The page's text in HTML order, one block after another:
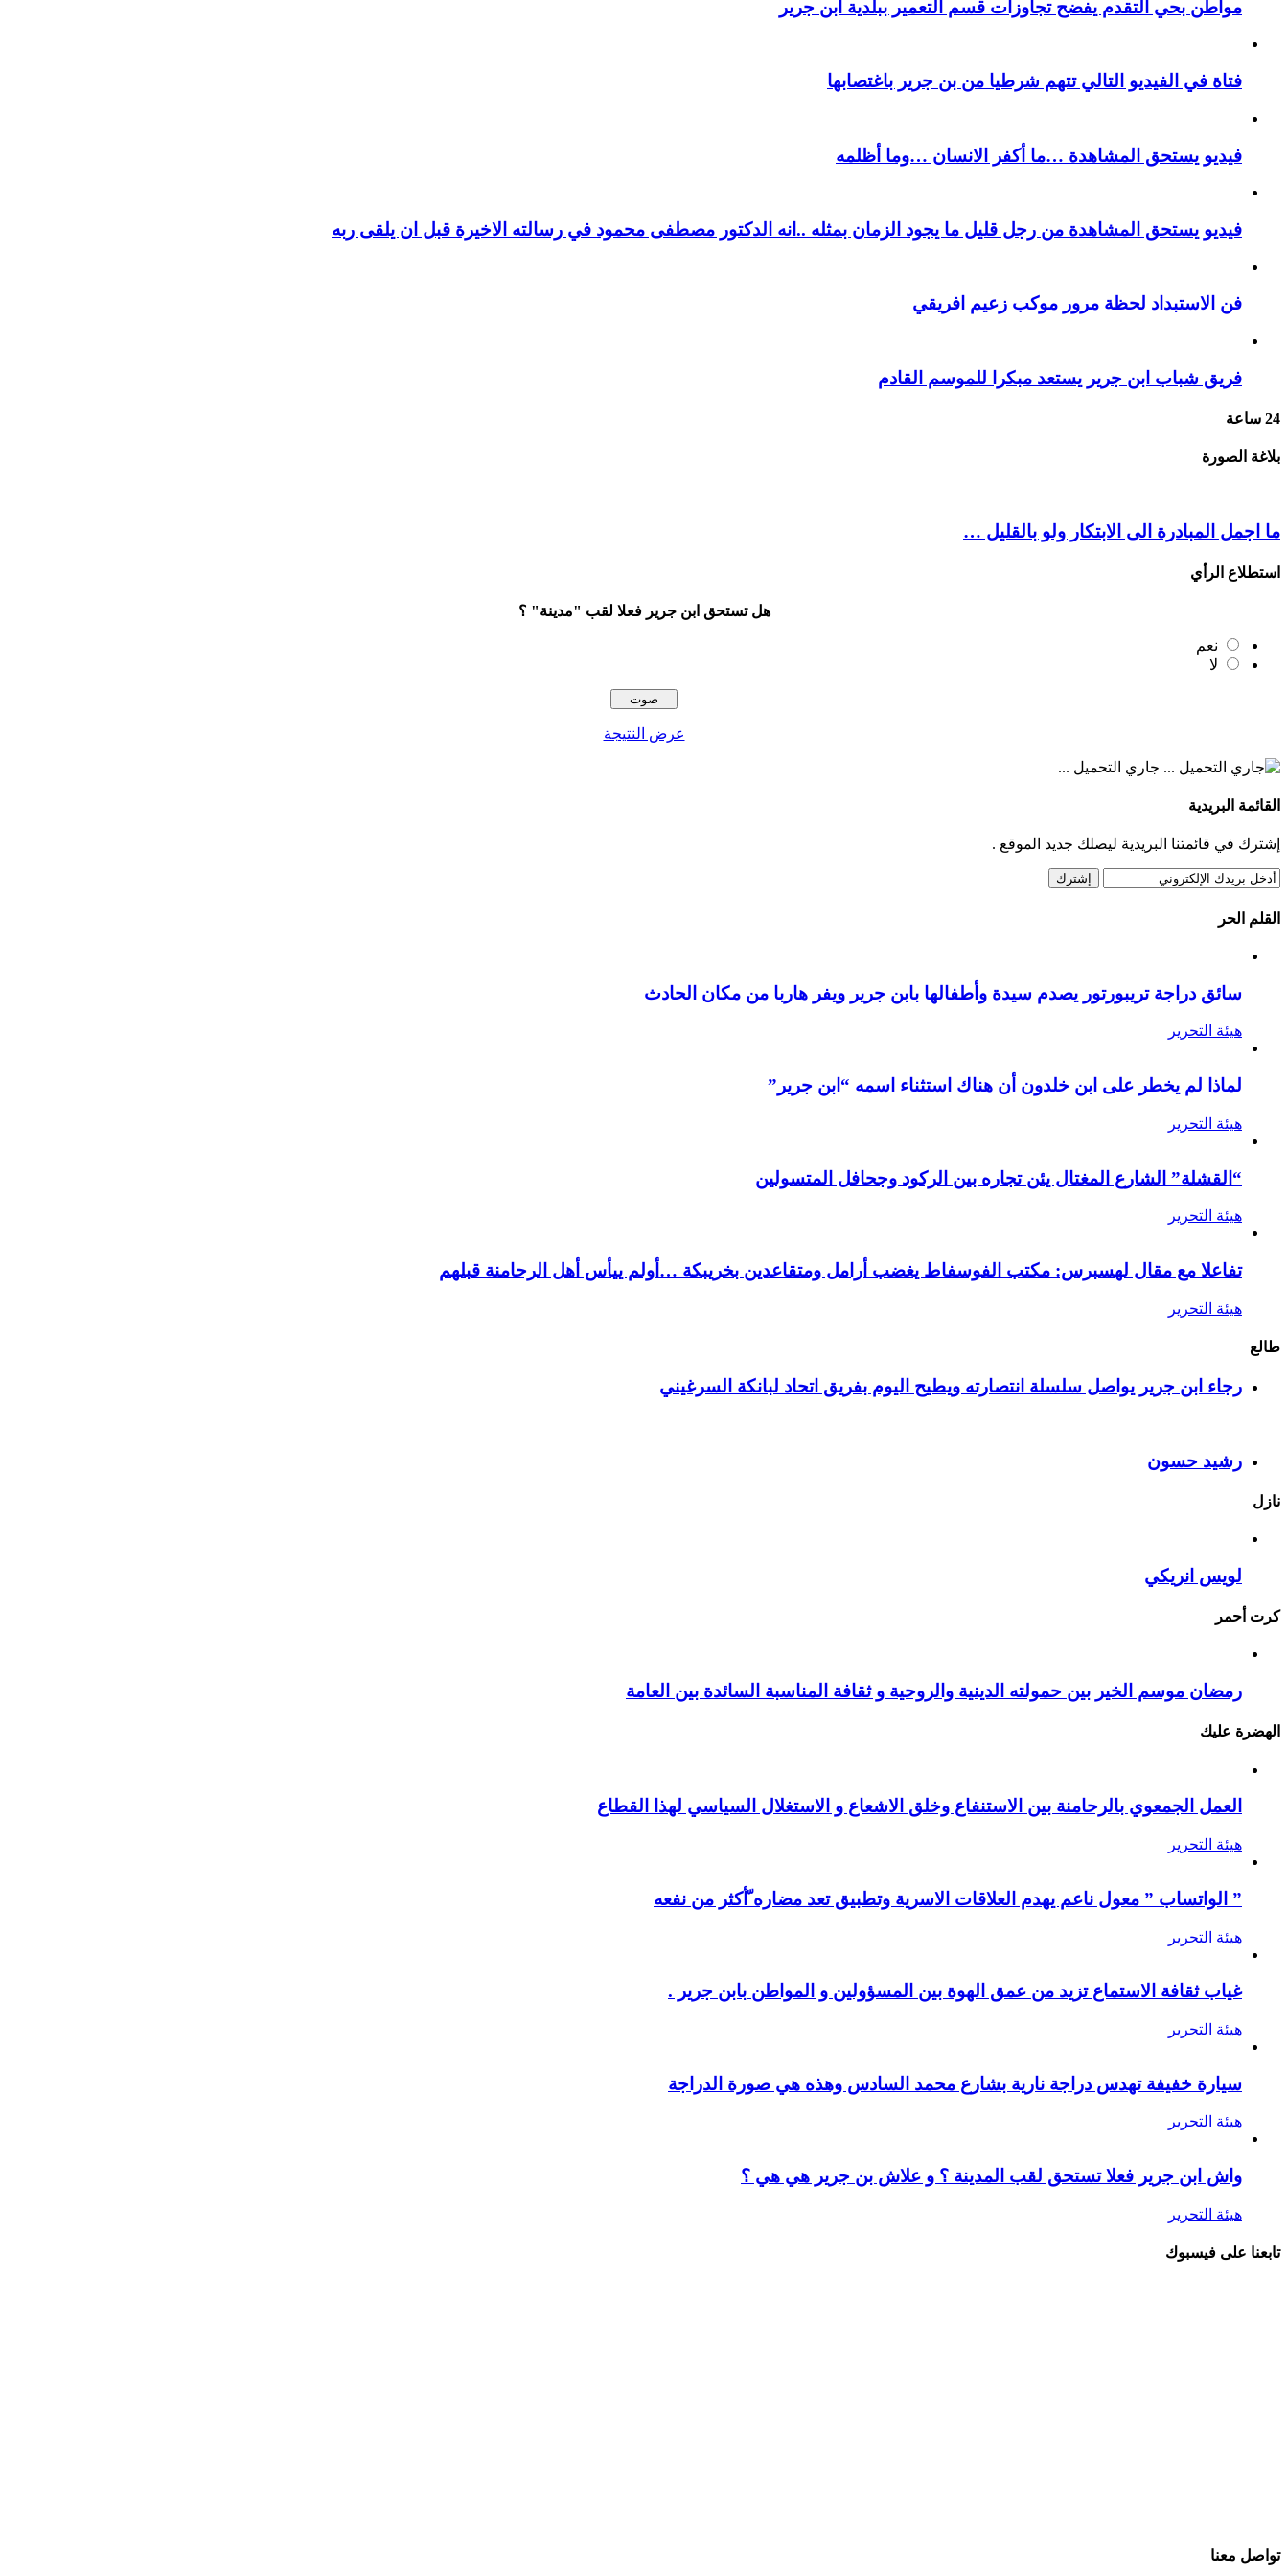
مواطن بحي التقدم يفضح تجاوزات قسم التعمير ببلدية ابن جرير
فتاة في الفيديو التالي تتهم شرطيا من بن جرير باغتصابها
فيديو يستحق المشاهدة …ما أكفر الانسان …وما أظلمه
فيديو يستحق المشاهدة من رجل قليل ما يجود الزمان بمثله ..انه الدكتور مصطفى محمود في رسالته الاخيرة قبل ان يلقى ربه
فن الاستبداد لحظة مرور موكب زعيم افريقي
فريق شباب ابن جرير يستعد مبكرا للموسم القادم
24 ساعة
بلاغة الصورة
ما اجمل المبادرة الى الابتكار ولو بالقليل …
استطلاع الرأي
هل تستحق ابن جرير فعلا لقب "مدينة" ؟
نعم
لا
عرض النتيجة
جاري التحميل ...
القائمة البريدية
إشترك في قائمتنا البريدية ليصلك جديد الموقع .
القلم الحر
سائق دراجة تريبورتور يصدم سيدة وأطفالها بابن جرير ويفر هاربا من مكان الحادث
هيئة التحرير
لماذا لم يخطر على ابن خلدون أن هناك استثناء اسمه “ابن جرير”
هيئة التحرير
“القشلة” الشارع المغتال يئن تجاره بين الركود وجحافل المتسولين
هيئة التحرير
تفاعلا مع مقال لهسبرس: مكتب الفوسفاط يغضب أرامل ومتقاعدين بخريبكة …أولم ييأس أهل الرحامنة قبلهم
هيئة التحرير
طالع
رجاء ابن جرير يواصل سلسلة انتصارته ويطيح اليوم بفريق اتحاد لبانكة السرغيني
رشيد حسون
نازل
لويس انريكي
كرت أحمر
رمضان موسم الخير بين حمولته الدينية والروحية و ثقافة المناسبة السائدة بين العامة
الهضرة عليك
العمل الجمعوي بالرحامنة بين الاستنفاع وخلق الاشعاع و الاستغلال السياسي لهذا القطاع
هيئة التحرير
” الواتساب ” معول ناعم يهدم العلاقات الاسرية وتطبيق تعد مضاره ّأكثر من نفعه
هيئة التحرير
غياب ثقافة الاستماع تزيد من عمق الهوة بين المسؤولين و المواطن بابن جرير .
هيئة التحرير
سيارة خفيفة تهدس دراجة نارية بشارع محمد السادس وهذه هي صورة الدراجة
هيئة التحرير
واش ابن جرير فعلا تستحق لقب المدينة ؟ و علاش بن جرير هي هي ؟
هيئة التحرير
تابعنا على فيسبوك
تواصل معنا